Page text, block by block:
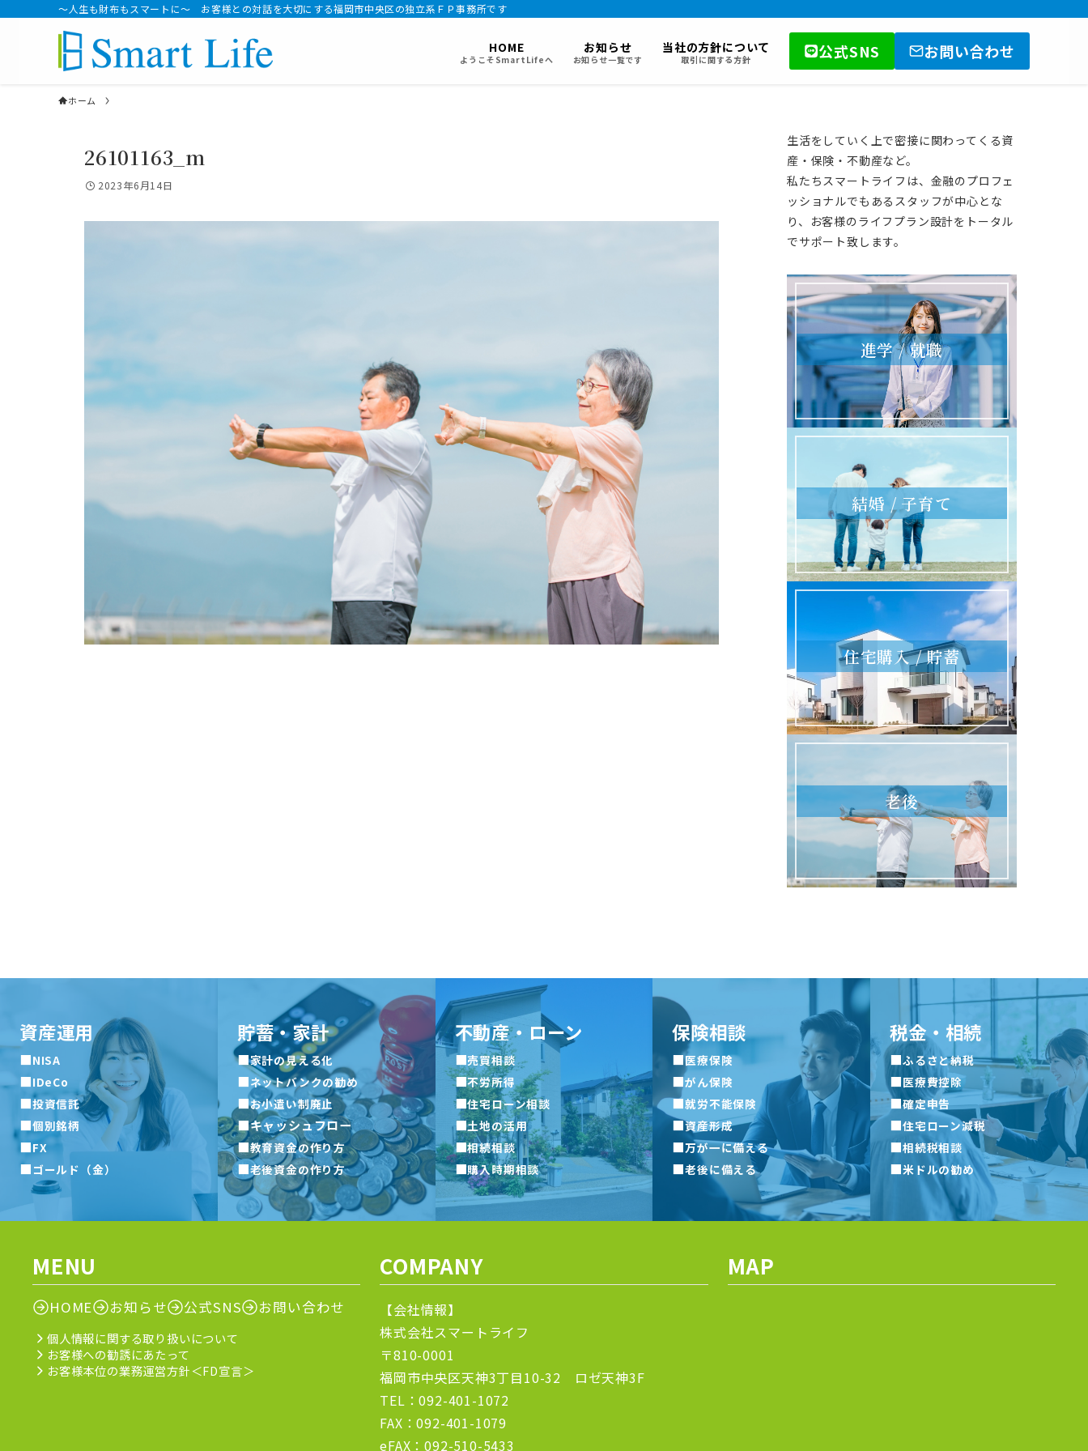
～人生も財布もスマートに～ お客様との対話を大切にする福岡市中央区の独立系ＦＰ事務所です
HOME
ようこそSmartLifeへ
お知らせ
お知らせ一覧です
当社の方針について
取引に関する方針 公式SNS お問い合わせ
ホーム
26101163_m
2023年6月14日
生活をしていく上で密接に関わってくる資
産・保険・不動産など。
私たちスマートライフは、金融のプロフェ
ッショナルでもあるスタッフが中心とな
り、お客様のライフプラン設計をトータル
でサポート致します。
進学 / 就職
結婚 / 子育て
住宅購入 / 貯蓄
老後
資産運用
■NISA
■IDeCo
■投資信託
■個別銘柄
■FX
■ ゴールド（金）
貯蓄・家計
■家計の見える化
■ネットバンクの勧め
■お小遣い制廃止
■キャッシュフロー
■教育資金の作り方
■老後資金の作り方
不動産・ローン
■売買相談
■不労所得
■住宅ローン相談
■土地の活用
■相続相談
■購入時期相談
保険相談
■医療保険
■がん保険
■就労不能保険
■資産形成
■万が一に備える
■老後に備える
税金・相続
■ふるさと納税
■医療費控除
■確定申告
■住宅ローン減税
■相続税相談
■米ドルの勧め
MENU
HOME お知らせ 公式SNS お問い合わせ
個人情報に関する取り扱いについて
お客様への勧誘にあたって
お客様本位の業務運営方針＜FD宣言＞
COMPANY
【会社情報】
株式会社スマートライフ
〒810-0001
福岡市中央区天神3丁目10-32 ロゼ天神3F
TEL：092-401-1072
FAX：092-401-1079
eFAX：092-510-5433
MAP